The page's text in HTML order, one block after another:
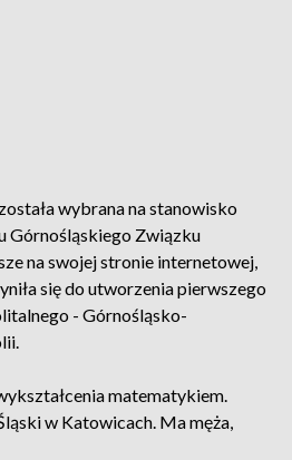
wybrana na stanowisko
Górnośląskiego Związku
na swojej stronie internetowej,
się do utworzenia pierwszego
- Górnośląsko-
matematykiem.
w Katowicach. Ma męża,